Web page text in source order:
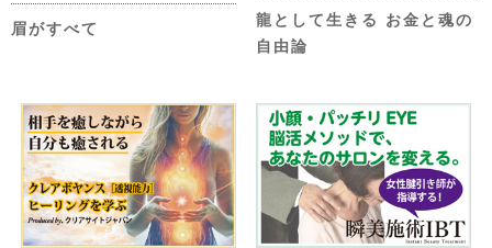
眉がすべて
龍として生きる お金と魂の
自由論